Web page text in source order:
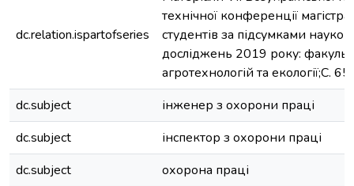
dc.relation.ispartofseries
технічної конференції
студентів за підсумками
досліджень 2019 року:
агротехнологій та екології;С. 65
dc.subject
інженер з охорони праці
dc.subject
інспектор з охорони праці
dc.subject
охорона праці